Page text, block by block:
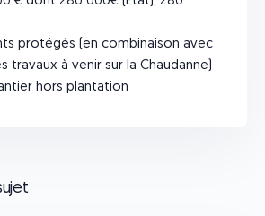
protégés (en combinaison avec
travaux à venir sur la Chaudanne)
hors plantation